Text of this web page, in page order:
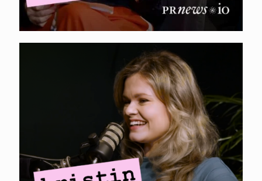
XOLO. Kristin Kirštein
– tootepõhine kasv,
sisu optimeerimine
AI-le ja lokaliseeritud
laienemine